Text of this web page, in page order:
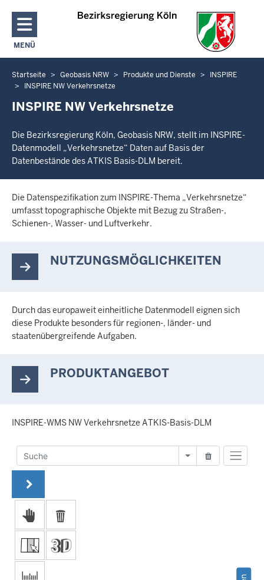
Direkt zum Inhalt
MENÜ
NAVIGATION AKTIVIEREN/DEAKTIVIEREN: HAUPTMENÜ
Sie
befinden
sich
Startseite Geobasis NRW Produkte und Dienste
INSPIRE
INSPIRE NW Verkehrsnetze
INSPIRE NW Verkehrsnetze
Die Bezirksregierung Köln, Geobasis NRW, stellt im INSPIRE-
Datenmodell „Verkehrsnetze“ Daten auf Basis der
Datenbestände des ATKIS Basis-DLM bereit.
Die Datenspezifikation zum INSPIRE-Thema „Verkehrsnetze“
umfasst topographische Objekte mit Bezug zu Straßen-,
Schienen-, Wasser- und Luftverkehr.
NUTZUNGSMÖGLICHKEITEN
Durch das europaweit einheitliche Datenmodell eignen sich
diese Produkte besonders für regionen-, länder- und
staatenübergreifende Aufgaben.
PRODUKTANGEBOT
INSPIRE-WMS NW Verkehrsnetze ATKIS-Basis-DLM